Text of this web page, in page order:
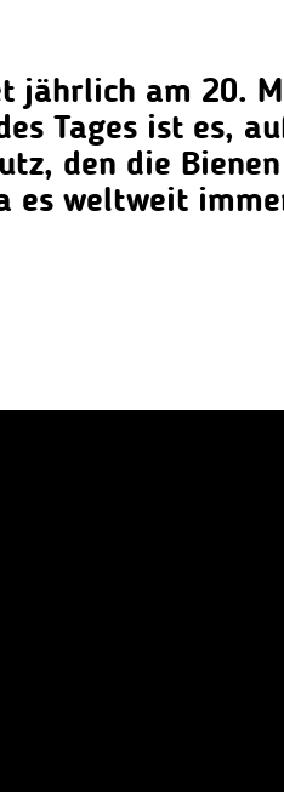
jährlich am 20.
Tages ist es,
den die
es weltweit